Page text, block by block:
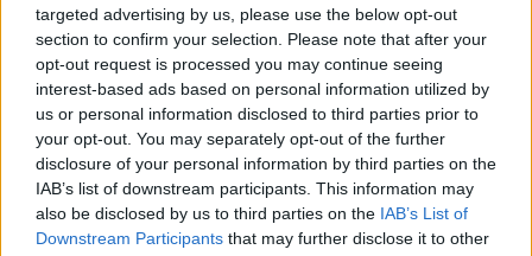
targeted advertising by us, please use the below opt-out
section to confirm your selection. Please note that after your
opt-out request is processed you may continue seeing
interest-based ads based on personal information utilized by
us or personal information disclosed to third parties prior to
your opt-out. You may separately opt-out of the further
disclosure of your personal information by third parties on the
IAB’s list of downstream participants. This information may
also be disclosed by us to third parties on the IAB’s List of
Downstream Participants that may further disclose it to other